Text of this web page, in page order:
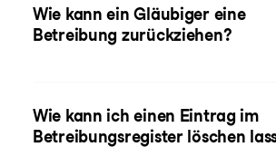
Wie kann ein Gläubiger eine
Betreibung zurückziehen?
Wie kann ich einen Eintrag im
Betreibungsregister löschen